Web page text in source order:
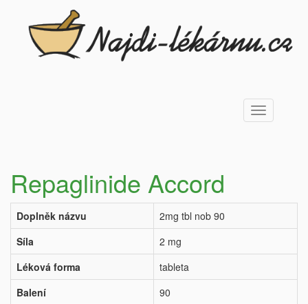
Toggle
navigation
Repaglinide Accord
Doplněk názvu
2mg tbl nob 90
Síla
2 mg
Léková forma
tableta
Balení
90